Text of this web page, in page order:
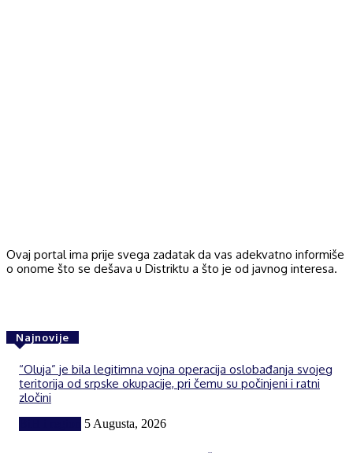
Ovaj portal ima prije svega zadatak da vas adekvatno informiše
o onome što se dešava u Distriktu a što je od javnog interesa.
Najnovije
“Oluja” je bila legitimna vojna operacija oslobađanja svojeg
teritorija od srpske okupacije, pri čemu su počinjeni i ratni
zločini
5 Augusta, 2026